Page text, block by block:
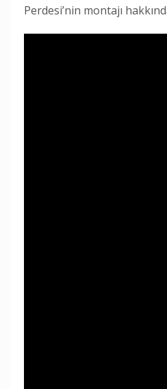
Perdesi’nin montajı